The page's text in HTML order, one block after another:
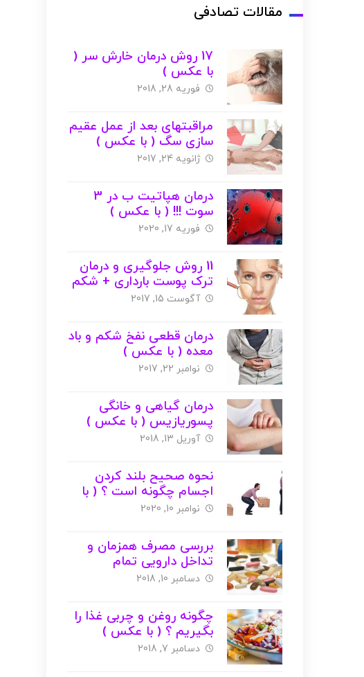
مقالات تصادفی
17 روش درمان خارش سر (
با عکس )
فوریه 28, 2018
مراقبتهای بعد از عمل عقیم
سازی سگ ( با عکس )
ژانویه 24, 2017
درمان هپاتیت ب در 3
سوت !!! ( با عکس )
فوریه 17, 2020
11 روش جلوگیری و درمان
ترک پوست بارداری + شکم
( با عکس )
آگوست 15, 2017
درمان قطعی نفخ شکم و باد
معده ( با عکس )
نوامبر 22, 2017
درمان گیاهی و خانگی
پسوریازیس ( با عکس )
آوریل 13, 2018
نحوه صحیح بلند کردن
اجسام چگونه است ؟ ( با
عکس )
نوامبر 10, 2020
بررسی مصرف همزمان و
تداخل دارویی تمام
ویتامین‌ها !! ( با عکس )
دسامبر 10, 2018
چگونه روغن و چربی غذا را
بگیریم ؟ ( با عکس )
دسامبر 7, 2018